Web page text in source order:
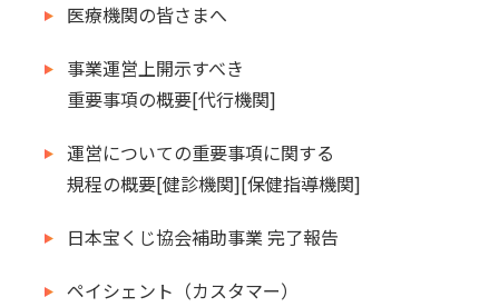
医療機関の皆さまへ
事業運営上開示すべき
重要事項の概要[代行機関]
運営についての重要事項に関する
規程の概要[健診機関][保健指導機関]
日本宝くじ協会補助事業 完了報告
ペイシェント（カスタマー）